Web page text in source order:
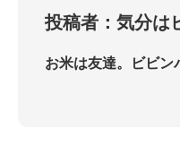
投稿者：気分は
お米は友達。ビビン